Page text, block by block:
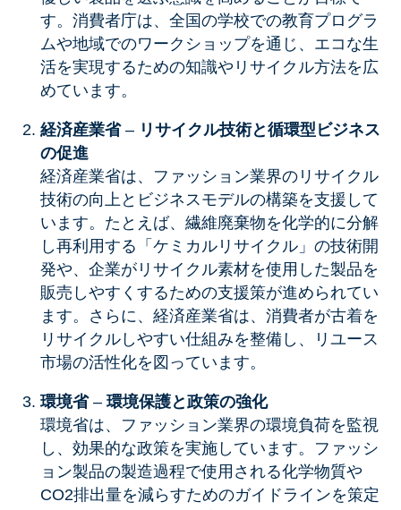
す。消費者庁は、全国の学校での教育プログラ
ムや地域でのワークショップを通じ、エコな生
活を実現するための知識やリサイクル方法を広
めています。
経済産業省– リサイクル技術と循環型ビジネス
の促進
経済産業省は、ファッション業界のリサイクル
技術の向上とビジネスモデルの構築を支援して
います。たとえば、繊維廃棄物を化学的に分解
し再利用する「ケミカルリサイクル」の技術開
発や、企業がリサイクル素材を使用した製品を
販売しやすくするための支援策が進められてい
ます。さらに、経済産業省は、消費者が古着を
リサイクルしやすい仕組みを整備し、リユース
市場の活性化を図っています。
環境省– 環境保護と政策の強化
環境省は、ファッション業界の環境負荷を監視
し、効果的な政策を実施しています。ファッシ
ョン製品の製造過程で使用される化学物質や
CO2排出量を減らすためのガイドラインを策定